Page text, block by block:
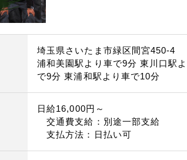
埼玉県さいたま市緑区間宮450-4
浦和美園駅より車で9分 東川口駅
で9分 東浦和駅より車で10分
日給16,000円～
交通費支給：別途一部支給
支払方法：日払い可